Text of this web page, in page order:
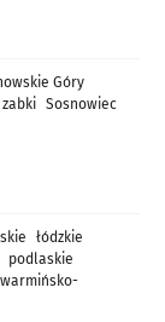
Góry
zabki Sosnowiec
łódzkie
podlaskie
warmińsko-